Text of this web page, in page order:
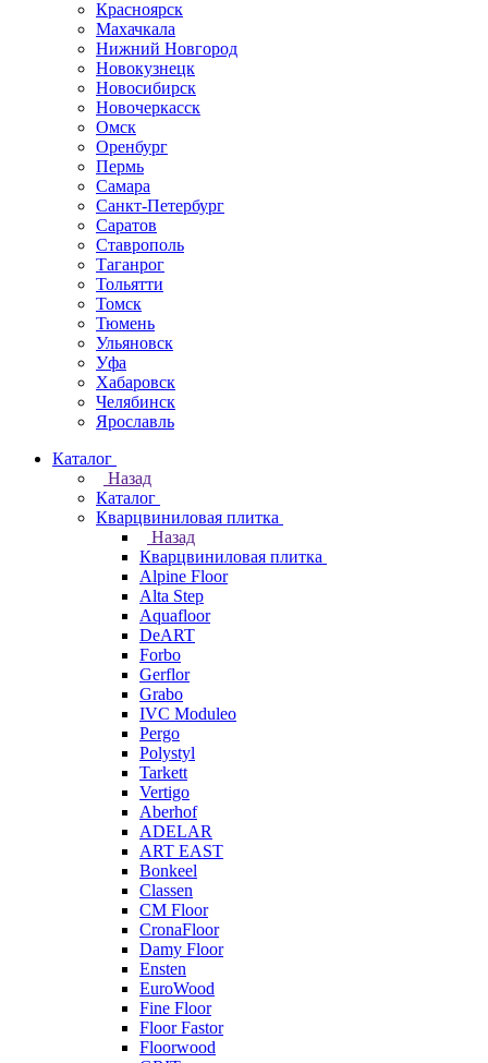
Красноярск
Махачкала
Нижний Новгород
Новокузнецк
Новосибирск
Новочеркаcск
Омск
Оренбург
Пермь
Самара
Санкт-Петербург
Саратов
Ставрополь
Таганрог
Тольятти
Томск
Тюмень
Ульяновск
Уфа
Хабаровск
Челябинск
Ярославль
Каталог
Назад
Каталог
Кварцвиниловая плитка
Назад
Кварцвиниловая плитка
Alpine Floor
Alta Step
Aquafloor
DeART
Forbo
Gerflor
Grabo
IVC Moduleo
Pergo
Polystyl
Tarkett
Vertigo
Aberhof
ADELAR
ART EAST
Bonkeel
Classen
CM Floor
CronaFloor
Damy Floor
Ensten
EuroWood
Fine Floor
Floor Fastor
Floorwood